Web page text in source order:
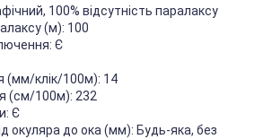
100% відсутність паралаксу
(м): 100
Є
(мм/клік/100м): 14
(см/100м): 232
Є
окуляра до ока (мм): Будь-яка, без